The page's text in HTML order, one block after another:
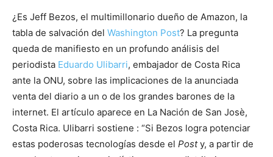
¿Es Jeff Bezos, el multimillonario dueño de Amazon, la
tabla de salvación del Washington Post? La pregunta
queda de manifiesto en un profundo análisis del
periodista Eduardo Ulibarri, embajador de Costa Rica
ante la ONU, sobre las implicaciones de la anunciada
venta del diario a un o de los grandes barones de la
internet. El artículo aparece en La Nación de San Josè,
Costa Rica. Ulibarri sostiene : “Si Bezos logra potenciar
estas poderosas tecnologías desde el Posty, a partir de